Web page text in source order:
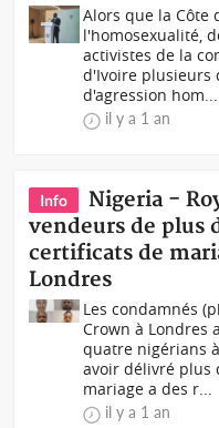
Alors que la Côte
l'homosexualité,
activistes de la
d'Ivoire plusieurs
d'agression hom...
il y a 1 an
Info
Nigeria -
vendeurs de plus
certificats de
Londres
Les condamnés
Crown à Londres
quatre nigérians
avoir délivré plus
mariage a des r...
il y a 1 an